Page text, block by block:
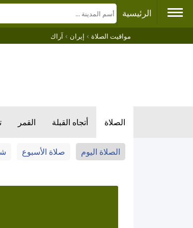
الرئيسية
مواقيت الصلاة › إيران › آراك
الصلاة أتجاه القبلة القمر
الصلاة اليوم صلاة الأسبوع